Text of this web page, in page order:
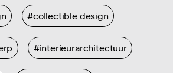
#collectible design
#interieurarchitectuur